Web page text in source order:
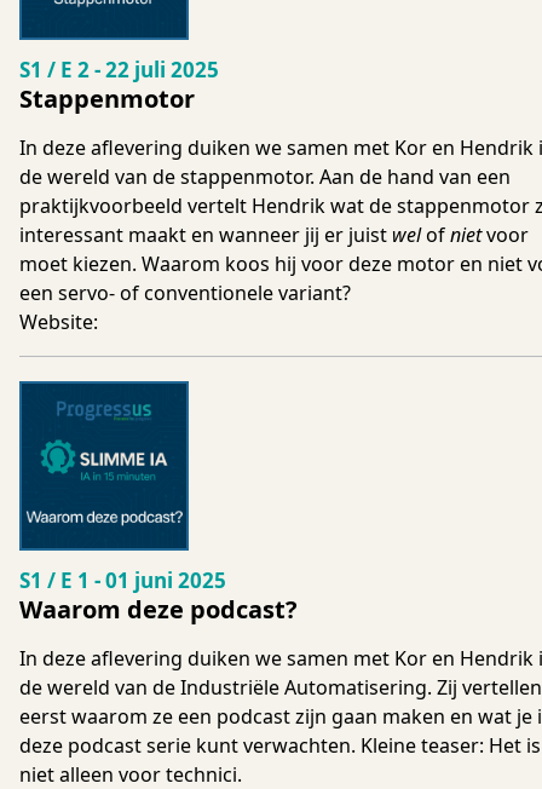
Stappenmotor
Seizoen 1 Aflevering 2
S1 / E 2-22 juli 2025
In deze aflevering duiken we samen met Kor en Hendrik
de wereld van de stappenmotor. Aan de hand van een
praktijkvoorbeeld vertelt Hendrik wat de stappenmotor
interessant maakt en wanneer jij er juist welofnietvoor
moet kiezen. Waarom koos hij voor deze motor en niet
een servo- of conventionele variant?
Website:
Waarom deze podcast?
Seizoen 1 Aflevering 1
S1 / E 1 -01 juni 2025
In deze aflevering duiken we samen met Kor en Hendrik
de wereld van de Industriële Automatisering. Zij
eerst waarom ze een podcast zijn gaan maken en wat je
deze podcast serie kunt verwachten. Kleine teaser: Het is
niet alleen voor technici.